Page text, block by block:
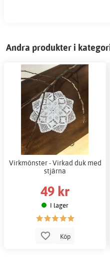
Andra produkter i
Virkmönster - Virkad duk med
stjärna
49 kr
I lager
Köp